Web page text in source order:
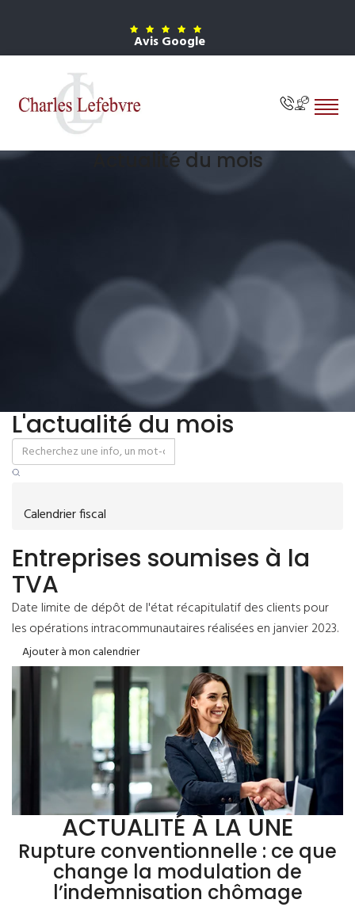
Avis Google
Actualité du mois
L'actualité du mois
Calendrier fiscal
Entreprises soumises à la
TVA
Date limite de dépôt de l'état récapitulatif des clients pour
les opérations intracommunautaires réalisées en janvier 2023.
Ajouter à mon calendrier
ACTUALITÉ À LA UNE
Rupture conventionnelle : ce que
change la modulation de
l’indemnisation chômage